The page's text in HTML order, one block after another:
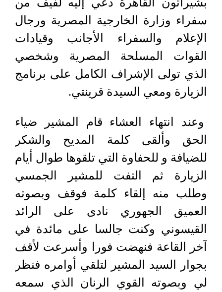
سفراء وزارة الخارجية المصرية ورجال
الإعلام والسفراء الأجانب وقيادات
القوات المسلحة المصرية وشخصي
الذي تولى الإشراف الكامل على برنامج
الزيارة ومعي السيدة قرينتي.
وعند انتهاء العشاء قام المشير ضياء
الحق وألقى كلمة المديح والشكر
للضيافة و للحفاوة التي تلقوها طوال أيام
الزيارة ثم التفت للمشير الجمسي
وطلب منه إلقاء كلمة فوقف وبصوته
العميق الجهوري نادى على الرائد
القيسوني وكنت جالسا على مائدة في
آخر القاعة فنهضت فورا وأسرعت لأقف
بجوار السيد المشير لتلقي أوامره فنظر
لي وبصوته القوي الرنان الذي سمعه